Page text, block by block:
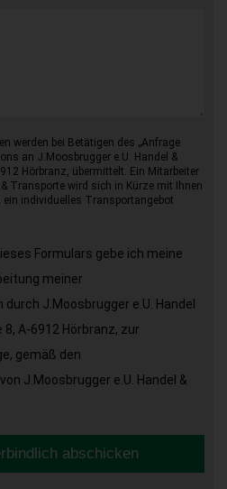
werden bei Betätigen des „Anfrage
an J.Moosbrugger e.U. Handel &
Hörbranz, übermittelt. Ein Mitarbeiter
Transporte wird sich in Kürze mit Ihnen
individuelles Transportangebot
Formulars gebe ich meine
meiner
J.Moosbrugger e.U. Handel
A-6912 Hörbranz, zur
gemäß den
von J.Moosbrugger e.U. Handel &
abschicken